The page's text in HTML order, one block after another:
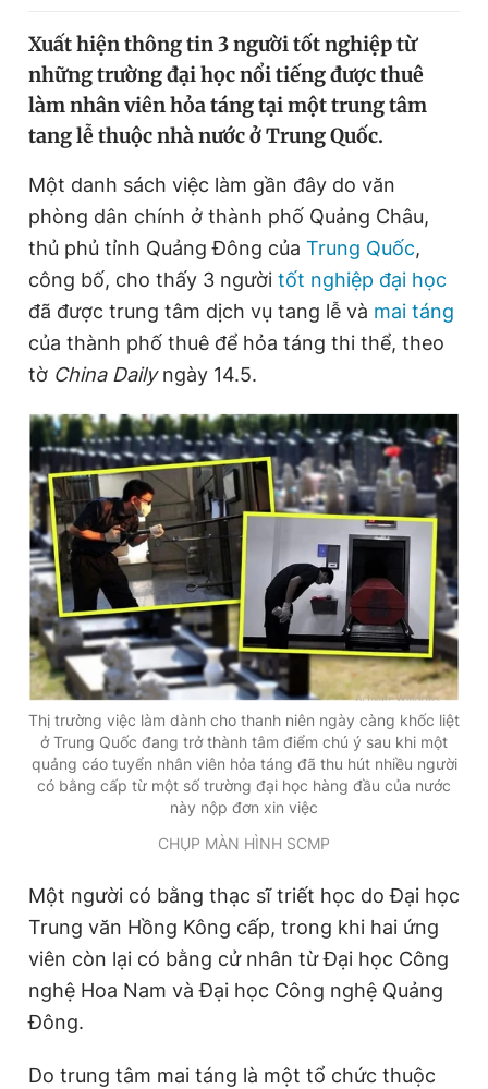
Video Magazine
Tiện ích Bạn cần biết
Thông tin tòa soạn Liên hệ quảng cáo
Đọc Thanh Niên trên điện thoại
Theo dõi báo trên
Hotline
0906 645 777
Liên hệ quảng cáo
0908 780 404
Đặt báo Quảng cáo RSS Tòa soạn Chính sách bảo
Tổng biên tập: Nguyễn Ngọc Toàn
Phó tổng biên tập thường trực: Hải Thành
Phó tổng biên tập: Lâm Hiếu Dũng
Tổng thư ký tòa soạn: Đức Trung
© 2003-2026 Bản quyền thuộc về Báo Thanh Niên. Cấm sao
chép dưới mọi hình thức nếu không có sự chấp thuận bằng văn
bản. Phát triển bởi ePi Technologies, JSC.
Xuất hiện thông tin 3 người tốt nghiệp từ
những trường đại học nổi tiếng được thuê
làm nhân viên hỏa táng tại một trung tâm
tang lễ thuộc nhà nước ở Trung Quốc.
Một danh sách việc làm gần đây do văn
phòng dân chính ở thành phố Quảng Châu,
thủ phủ tỉnh Quảng Đông của Trung Quốc,
công bố, cho thấy 3 người tốt nghiệp đại học
đã được trung tâm dịch vụ tang lễ và mai táng
của thành phố thuê để hỏa táng thi thể, theo
tờ China Dailyngày 14.5.
Thị trường việc làm dành cho thanh niên ngày càng khốc liệt
ở Trung Quốc đang trở thành tâm điểm chú ý sau khi một
quảng cáo tuyển nhân viên hỏa táng đã thu hút nhiều người
có bằng cấp từ một số trường đại học hàng đầu của nước
này nộp đơn xin việc
CHỤP MÀN HÌNH SCMP
Một người có bằng thạc sĩ triết học do Đại học
Trung văn Hồng Kông cấp, trong khi hai ứng
viên còn lại có bằng cử nhân từ Đại học Công
nghệ Hoa Nam và Đại học Công nghệ Quảng
Đông.
Do trung tâm mai táng là một tổ chức thuộc